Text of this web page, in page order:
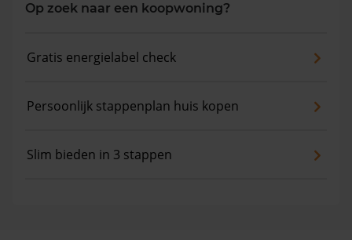
Op zoek naar een koopwoning?
Gratis energielabel check
Persoonlijk stappenplan huis kopen
Slim bieden in 3 stappen